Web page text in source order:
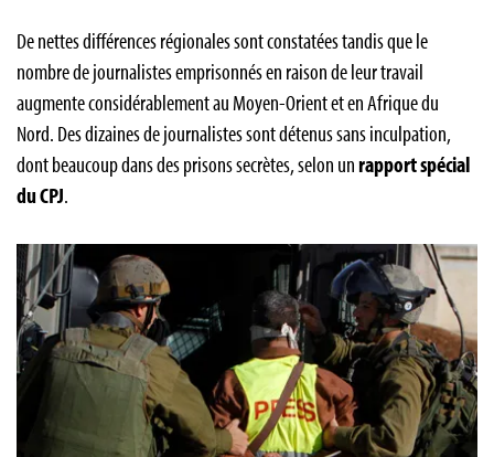
De nettes différences régionales sont constatées tandis que le
nombre de journalistes emprisonnés en raison de leur travail
augmente considérablement au Moyen-Orient et en Afrique du
Nord. Des dizaines de journalistes sont détenus sans inculpation,
dont beaucoup dans des prisons secrètes, selon unrapport spécial
du CPJ.